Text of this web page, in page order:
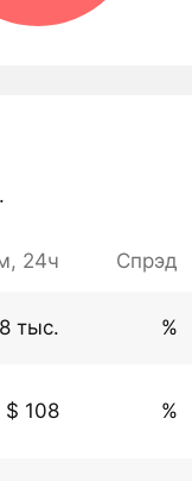
24ч Спрэд
тыс. %
$ 108 %